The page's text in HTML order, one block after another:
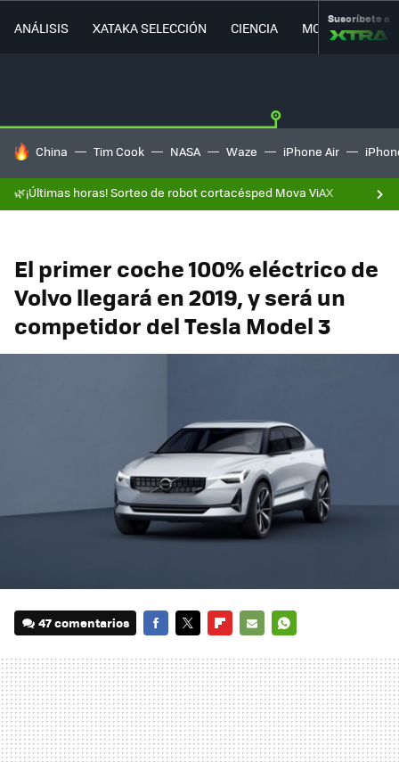
ANÁLISIS XATAKA SELECCIÓN CIENCIA MOVILIDAD
Suscríbete a
HOY SE HABLA DE
China Tim Cook NASA Waze iPhone Air
🌿¡Últimas horas! Sorteo de robot cortacésped Mova ViAX
El primer coche 100% eléctrico de
Volvo llegará en 2019, y será un
competidor del Tesla Model 3
47 comentarios
MAIL